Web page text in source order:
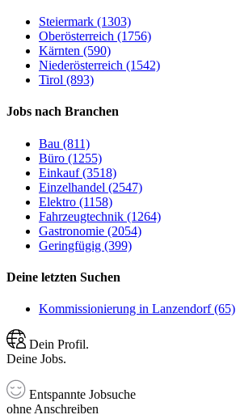
Steiermark (1303)
Oberösterreich (1756)
Kärnten (590)
Niederösterreich (1542)
Tirol (893)
Jobs nach Branchen
Bau (811)
Büro (1255)
Einkauf (3518)
Einzelhandel (2547)
Elektro (1158)
Fahrzeugtechnik (1264)
Gastronomie (2054)
Geringfügig (399)
Deine letzten Suchen
Kommissionierung in Lanzendorf (65)
Dein Profil.
Deine Jobs.
Entspannte Jobsuche
ohne Anschreiben